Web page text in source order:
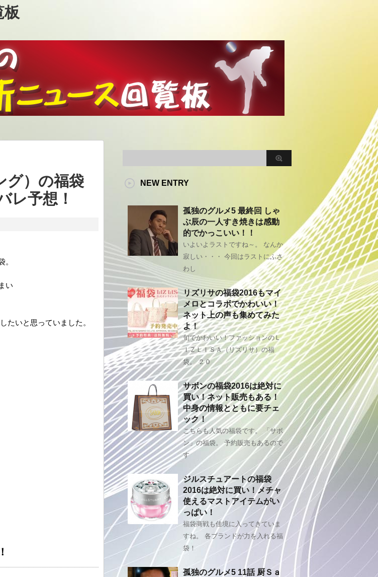
板
グ）の福袋
レ予想！
。
い
たいと思っていました。
NEW ENTRY
孤独のグルメ5 最終回 しゃ
ぶ辰の一人すき焼きは感動
的でかっこいい！！
いよいよラストですね～。 なんか
寂しい・・・ 今回はラストにふさ
わし
リズリサの福袋2016もマイ
メロとコラボでかわいい！
ネット上の声も集めてみた
よ！
旬でかわいい！ファッションのＬ
ＩＺＬＩＳＡ（リズリサ）の福
袋。 ２０
サボンの福袋2016は絶対に
買い！ネット販売もある！
中身の情報とともに要チェ
ック！
こちらも人気の福袋です。 「サボ
ン」の福袋。 予約販売もあるので
す
ジルスチュアートの福袋
2016は絶対に買い！メチャ
使えるマストアイテムがい
っぱい！
福袋商戦も佳境に入ってきていま
すね。 各ブランドが力を入れる福
袋！
孤独のグルメ5 11話 厨Ｓａ